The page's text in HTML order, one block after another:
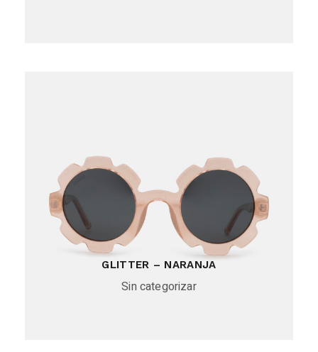
GLITTER – NARANJA
Sin categorizar